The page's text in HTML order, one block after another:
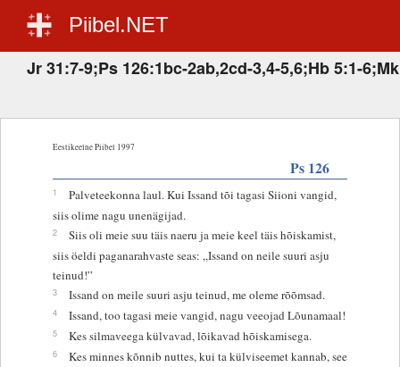
Piibel.NET
Jr 31:7-9;Ps 126:1bc-2ab,2cd-3,4-5,6;Hb 5:1-
Eestikeelne Piibel 1997
Ps 126
1
Palveteekonna laul. Kui Issand tõi tagasi Siioni vangid,
siis olime nagu unenägijad.
2
Siis oli meie suu täis naeru ja meie keel täis hõiskamist,
siis öeldi paganarahvaste seas: „Issand on neile suuri asju
teinud!”
3 Issand on meile suuri asju teinud, me oleme rõõmsad.
4 Issand, too tagasi meie vangid, nagu veeojad Lõunamaal!
5 Kes silmaveega külvavad, lõikavad hõiskamisega.
6
Kes minnes kõnnib nuttes, kui ta külviseemet kannab, see